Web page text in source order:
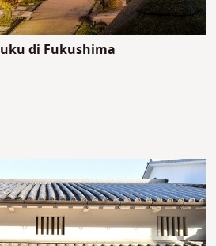
di Fukushima